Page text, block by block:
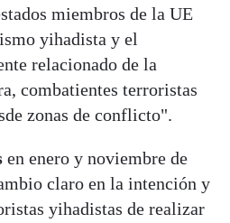
miembros de la UE
yihadista y el
relacionado de la
combatientes terroristas
zonas de conflicto".
en enero y noviembre de
claro en la intención y
yihadistas de realizar